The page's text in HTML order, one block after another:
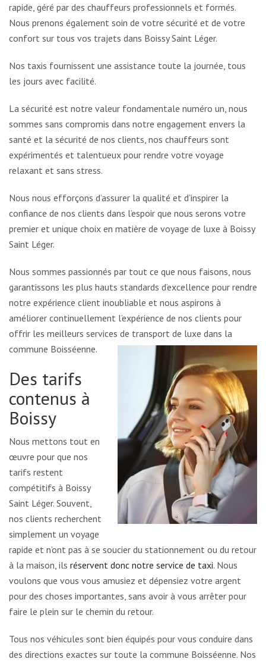
rapide, géré par des chauffeurs professionnels et formés.
Nous prenons également soin de votre sécurité et de votre
confort sur tous vos trajets dans Boissy Saint Léger.
Nos taxis fournissent une assistance toute la journée, tous
les jours avec facilité.
La sécurité est notre valeur fondamentale numéro un, nous
sommes sans compromis dans notre engagement envers la
santé et la sécurité de nos clients, nos chauffeurs sont
expérimentés et talentueux pour rendre votre voyage
relaxant et sans stress.
Nous nous efforçons d’assurer la qualité et d’inspirer la
confiance de nos clients dans l’espoir que nous serons votre
premier et unique choix en matière de voyage de luxe à Boissy
Saint Léger.
Nous sommes passionnés par tout ce que nous faisons, nous
garantissons les plus hauts standards d’excellence pour rendre
notre expérience client inoubliable et nous aspirons à
améliorer continuellement l’expérience de nos clients pour
offrir les meilleurs services de transport de luxe dans la
commune Boisséenne.
Des tarifs
contenus à
Boissy
Nous mettons tout en
œuvre pour que nos
tarifs restent
compétitifs à Boissy
Saint Léger. Souvent,
nos clients recherchent
simplement un voyage
rapide et n’ont pas à se soucier du stationnement ou du retour
à la maison, ils réservent donc notre service de taxi. Nous
voulons que vous vous amusiez et dépensiez votre argent
pour des choses importantes, sans avoir à vous arrêter pour
faire le plein sur le chemin du retour.
Tous nos véhicules sont bien équipés pour vous conduire dans
des directions exactes sur toute la commune Boisséenne. Nos